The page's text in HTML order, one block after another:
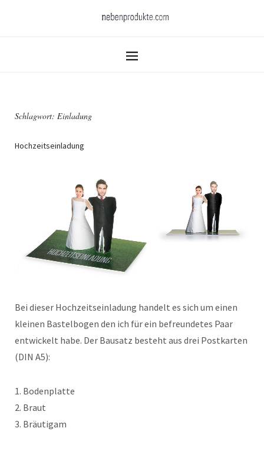
Schlagwort: Einladung
Hochzeitseinladung
Bei dieser Hochzeitseinladung handelt es sich um einen
kleinen Bastelbogen den ich für ein befreundetes Paar
entwickelt habe. Der Bausatz besteht aus drei Postkarten
(DIN A5):
1. Bodenplatte
2. Braut
3. Bräutigam